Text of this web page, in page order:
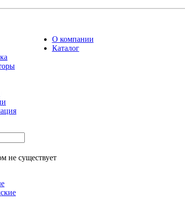
О компании
Каталог
не существует